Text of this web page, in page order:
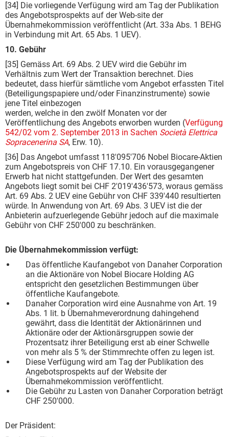
[34] Die vorliegende Verfügung wird am Tag der Publikation
des Angebotsprospekts auf der Web-site der
Übernahmekommission veröffentlicht (Art. 33a Abs. 1 BEHG
in Verbindung mit Art. 65 Abs. 1 UEV).
10. Gebühr
[35] Gemäss Art. 69 Abs. 2 UEV wird die Gebühr im
Verhältnis zum Wert der Transaktion berechnet. Dies
bedeutet, dass hierfür sämtliche vom Angebot erfassten Titel
(Beteiligungspapiere und/oder Finanzinstrumente) sowie
jene Titel einbezogen
werden, welche in den zwölf Monaten vor der
Veröffentlichung des Angebots erworben wurden (Verfügung
542/02 vom 2. September 2013 in Sachen Società Elettrica
Sopracenerina SA, Erw. 10).
[36] Das Angebot umfasst 118'095'706 Nobel Biocare-Aktien
zum Angebotspreis von CHF 17.10. Ein vorausgegangener
Erwerb hat nicht stattgefunden. Der Wert des gesamten
Angebots liegt somit bei CHF 2'019'436'573, woraus gemäss
Art. 69 Abs. 2 UEV eine Gebühr von CHF 339'440 resultierten
würde. In Anwendung von Art. 69 Abs. 3 UEV ist die der
Anbieterin aufzuerlegende Gebühr jedoch auf die maximale
Gebühr von CHF 250'000 zu beschränken.
Die Übernahmekommission verfügt:
Das öffentliche Kaufangebot von Danaher Corporation
an die Aktionäre von Nobel Biocare Holding AG
entspricht den gesetzlichen Bestimmungen über
öffentliche Kaufangebote.
Danaher Corporation wird eine Ausnahme von Art. 19
Abs. 1 lit. b Übernahmeverordnung dahingehend
gewährt, dass die Identität der Aktionärinnen und
Aktionäre oder der Aktionärsgruppen sowie der
Prozentsatz ihrer Beteiligung erst ab einer Schwelle
von mehr als 5 % der Stimmrechte offen zu legen ist.
Diese Verfügung wird am Tag der Publikation des
Angebotsprospekts auf der Website der
Übernahmekommission veröffentlicht.
Die Gebühr zu Lasten von Danaher Corporation beträgt
CHF 250'000.
Der Präsident: